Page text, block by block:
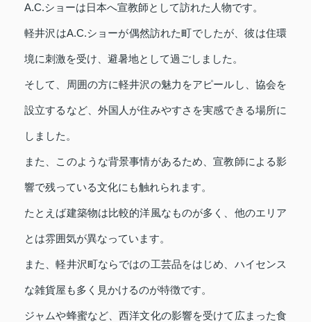
A.C.ショーは日本へ宣教師として訪れた人物です。
軽井沢はA.C.ショーが偶然訪れた町でしたが、彼は住環
境に刺激を受け、避暑地として過ごしました。
そして、周囲の方に軽井沢の魅力をアピールし、協会を
設立するなど、外国人が住みやすさを実感できる場所に
しました。
また、このような背景事情があるため、宣教師による影
響で残っている文化にも触れられます。
たとえば建築物は比較的洋風なものが多く、他のエリア
とは雰囲気が異なっています。
また、軽井沢町ならではの工芸品をはじめ、ハイセンス
な雑貨屋も多く見かけるのが特徴です。
ジャムや蜂蜜など、西洋文化の影響を受けて広まった食